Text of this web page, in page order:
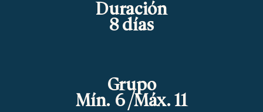
Duración
8 días
Grupo
Mín. 6 /Máx. 11